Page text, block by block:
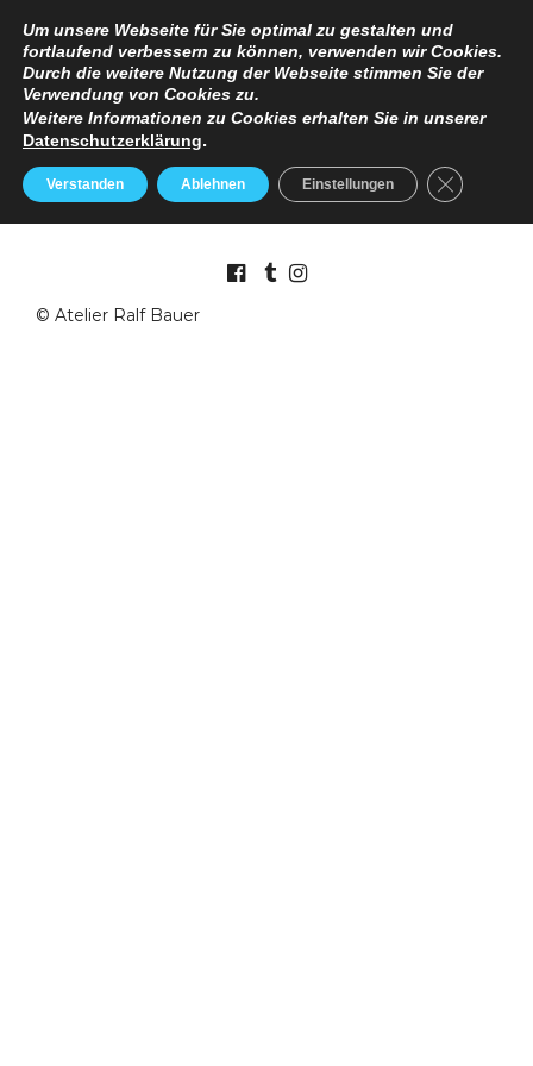
© Atelier Ralf Bauer
Um unsere Webseite für Sie optimal zu gestalten und
fortlaufend verbessern zu können, verwenden wir Cookies.
Durch die weitere Nutzung der Webseite stimmen Sie der
Verwendung von Cookies zu.
Weitere Informationen zu Cookies erhalten Sie in unserer
Datenschutzerklärung.
Verstanden Ablehnen Einstellungen GDPR